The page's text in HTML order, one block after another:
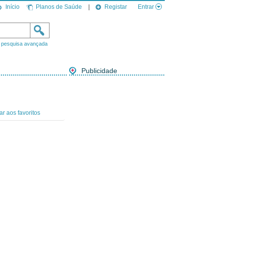
Registar Entrar
Início Planos de Saúde
pesquisa avançada
aos favoritos
Publicidade